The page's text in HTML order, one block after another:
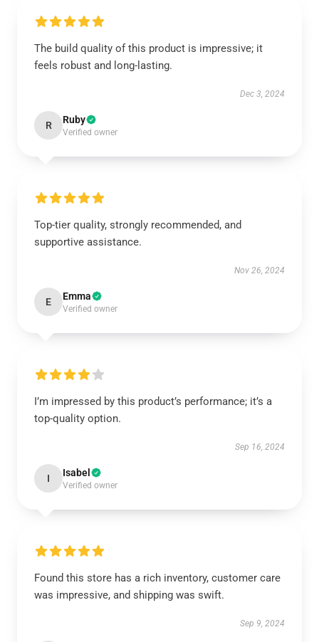
The build quality of this product is impressive; it
feels robust and long-lasting.
Dec 3, 2024
R Ruby
Verified owner
Top-tier quality, strongly recommended, and
supportive assistance.
Nov 26, 2024
E Emma
Verified owner
I’m impressed by this product’s performance; it’s a
top-quality option.
Sep 16, 2024
I Isabel
Verified owner
Found this store has a rich inventory, customer care
was impressive, and shipping was swift.
Sep 9, 2024